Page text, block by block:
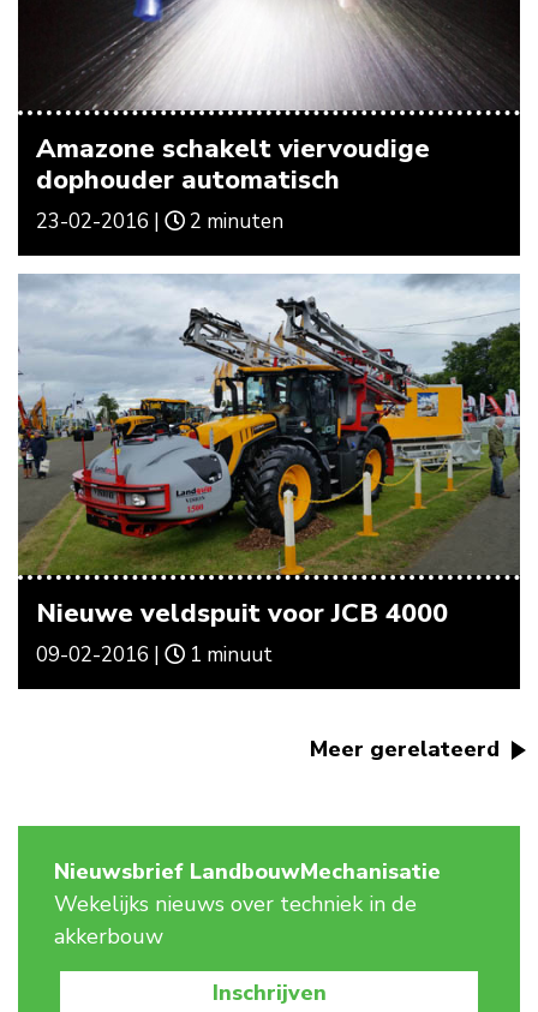
Amazone schakelt viervoudige
dophouder automatisch
23-02-2016 | 2 minuten
Nieuwe veldspuit voor JCB 4000
09-02-2016 | 1 minuut
Meer gerelateerd
Nieuwsbrief LandbouwMechanisatie
Wekelijks nieuws over techniek in de
akkerbouw
Inschrijven